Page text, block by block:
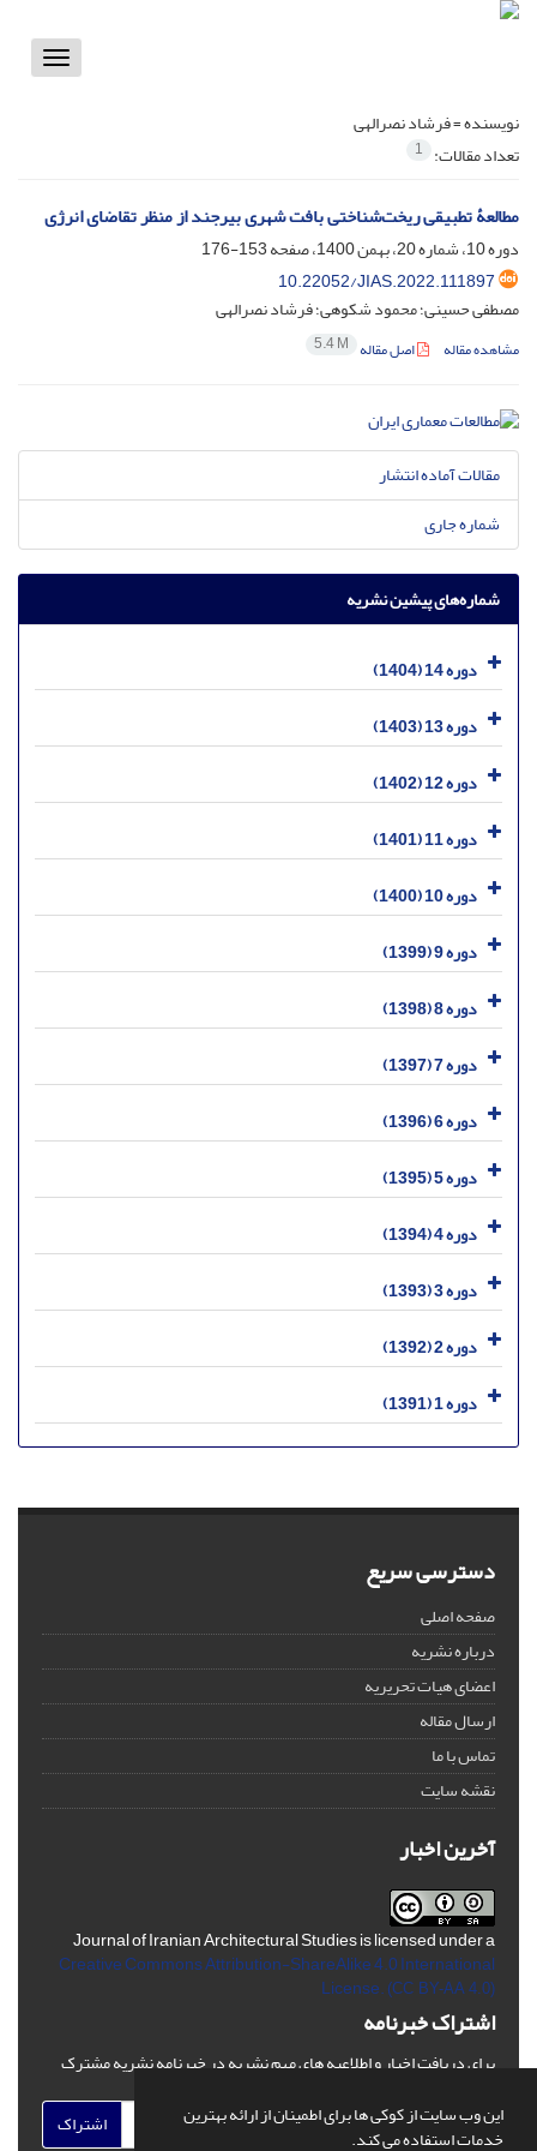
این وب سایت از کوکی ها برای اطمینان از ارائه بهترین
خدمات استفاده می کند.
Toggle
نویسنده =فرشاد نصرالهی
تعداد مقالات: 1
مطالعۀ تطبیقی ریخت‌شناختی بافت شهری بیرجند از منظر تقاضای انرژی
دوره 10، شماره 20، بهمن 1400، صفحه
153-176
10.22052/JIAS.2022.111897
مصطفی حسینی؛ محمود شکوهی؛ فرشاد نصرالهی
مشاهده مقاله اصل مقاله 5.4 M
مقالات آماده انتشار
شماره جاری
شماره‌های پیشین نشریه
دوره 14 (1404)
دوره 13 (1403)
دوره 12 (1402)
دوره 11 (1401)
دوره 10 (1400)
دوره 9 (1399)
دوره 8 (1398)
دوره 7 (1397)
دوره 6 (1396)
دوره 5 (1395)
دوره 4 (1394)
دوره 3 (1393)
دوره 2 (1392)
دوره 1 (1391)
دسترسی سریع
صفحه اصلی
درباره نشریه
اعضای هیات تحریریه
ارسال مقاله
تماس با ما
نقشه سایت
آخرین اخبار
Journal of Iranian Architectural Studies is licensed under a
Creative Commons Attribution-ShareAlike 4.0 International
License. (CC BY-AA 4.0)
اشتراک خبرنامه
برای دریافت اخبار و اطلاعیه های مهم نشریه در خبرنامه نشریه مشترک
اشتراک